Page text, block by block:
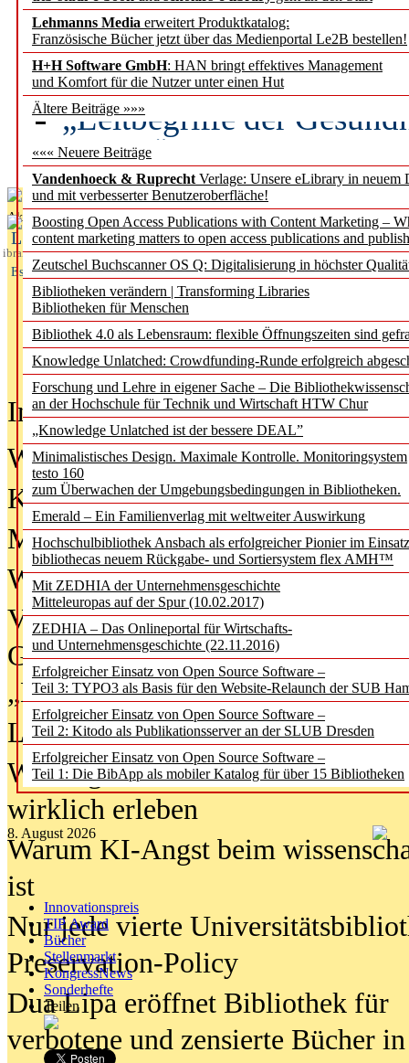
Lehmanns Media erweitert Produktkatalog:
Französische Bücher jetzt über das Medienportal Le2B bestellen!
H+H Software GmbH: HAN bringt effektives Management
und Komfort für die Nutzer unter einen Hut
Ältere Beiträge »»»
««« Neuere Beiträge
Vandenhoeck & Ruprecht Verlage: Unsere eLibrary in neuem
und mit verbesserter Benutzeroberfläche!
Boosting Open Access Publications with Content Marketing –
content marketing matters to open access publications and
Zeutschel Buchscanner OS Q: Digitalisierung in höchster
Bibliotheken verändern | Transforming Libraries
Bibliotheken für Menschen
Bibliothek 4.0 als Lebensraum: flexible Öffnungszeiten sind
Knowledge Unlatched: Crowdfunding-Runde erfolgreich
Forschung und Lehre in eigener Sache – Die
an der Hochschule für Technik und Wirtschaft HTW Chur
„Knowledge Unlatched ist der bessere DEAL”
Minimalistisches Design. Maximale Kontrolle. Monitoringsystem
testo 160
zum Überwachen der Umgebungsbedingungen in Bibliotheken.
Emerald – Ein Familienverlag mit weltweiter Auswirkung
Hochschulbibliothek Ansbach als erfolgreicher Pionier im
bibliothecas neuem Rückgabe- und Sortiersystem flex AMH™
Mit ZEDHIA der Unternehmensgeschichte
Mitteleuropas auf der Spur (10.02.2017)
ZEDHIA – Das Onlineportal für Wirtschafts-
und Unternehmensgeschichte (22.11.2016)
Erfolgreicher Einsatz von Open Source Software –
Teil 3: TYPO3 als Basis für den Website-Relaunch der SUB
Erfolgreicher Einsatz von Open Source Software –
Teil 2: Kitodo als Publikationsserver an der SLUB Dresden
Erfolgreicher Einsatz von Open Source Software –
Teil 1: Die BibApp als mobiler Katalog für über 15 Bibliotheken
8. August 2026
Innovationspreis
TIP Award
Bücher
Stellenmarkt
KongressNews
Sonderhefte
Teilen
Künstliche Intelligenz
besser zu verstehen
„Leitbegriffe der
des BIÖG erscheinen
Aktuelles aus
L
ibrary
Essentials
In der Ausgabe06/2026(August
Was Hochschul­bibliotheken von
Kinder in der digitalen Welt
Metadaten als Infrastruktur
Wenn Bots katalogisieren
Von Abschlusskleidern bis
Geisterjagd-Ausrüstung in der
„Library of Things“ unterwegs
Lesen als Infrastrukturaufgabe
Wie Jugendliche Social Media
wirklich erleben
Warum KI-Angst beim
ist
Nur jede vierte
Preservation-Policy
Dua Lipa eröffnet Bibliothek für
verbotene und zensierte Bücher